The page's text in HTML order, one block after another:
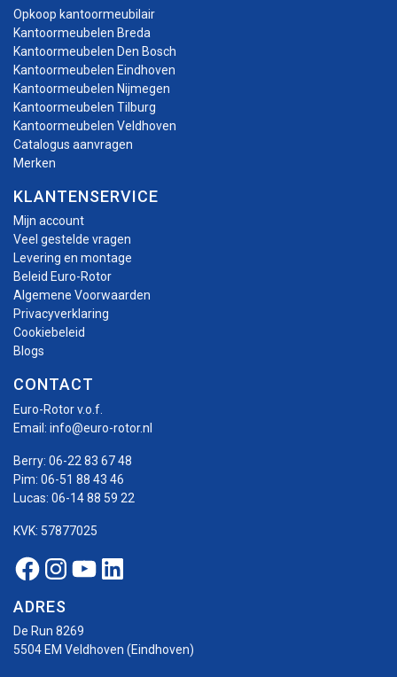
Opkoop kantoormeubilair
Kantoormeubelen Breda
Kantoormeubelen Den Bosch
Kantoormeubelen Eindhoven
Kantoormeubelen Nijmegen
Kantoormeubelen Tilburg
Kantoormeubelen Veldhoven
Catalogus aanvragen
Merken
KLANTENSERVICE
Mijn account
Veel gestelde vragen
Levering en montage
Beleid Euro-Rotor
Algemene Voorwaarden
Privacyverklaring
Cookiebeleid
Blogs
CONTACT
Euro-Rotor v.o.f.
Email: info@euro-rotor.nl
Berry: 06-22 83 67 48
Pim: 06-51 88 43 46
Lucas: 06-14 88 59 22
KVK: 57877025
Facebook Euro-rotor
Instagram Euro-rotor
Youtube Euro-rotor
Linkedin Euro-rotor
ADRES
De Run 8269
5504 EM Veldhoven (Eindhoven)